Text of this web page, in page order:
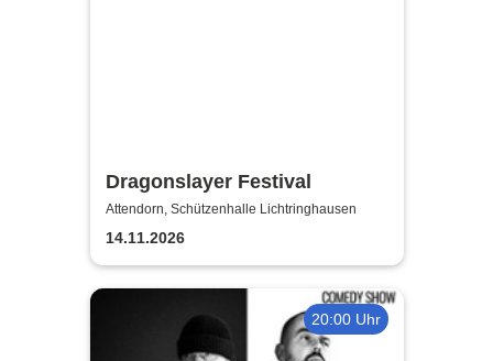
Dragonslayer Festival
Attendorn, Schützenhalle Lichtringhausen
14.11.2026
20:00 Uhr